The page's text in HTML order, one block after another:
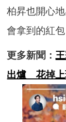
柏昇也開心
會拿到的紅
更多新聞：
出爐 花掉上